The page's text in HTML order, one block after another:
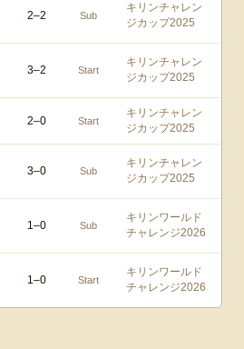
2–2 Sub
キリンチャレン
ジカップ2025
3–2 Start
キリンチャレン
ジカップ2025
2–0 Start
キリンチャレン
ジカップ2025
3–0 Sub
キリンチャレン
ジカップ2025
1–0 Sub
キリンワールド
チャレンジ2026
1–0 Start
キリンワールド
チャレンジ2026